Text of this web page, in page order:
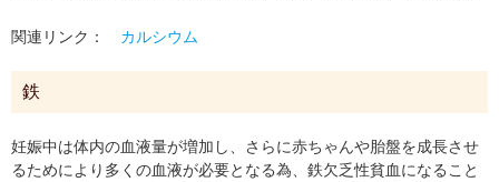
関連リンク： カルシウム
鉄
妊娠中は体内の血液量が増加し、さらに赤ちゃんや胎盤を成長させ
るためにより多くの血液が必要となる為、鉄欠乏性貧血になること